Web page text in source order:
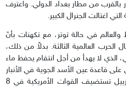
بالقرب من مطار بغداد الدولي. واعترف
اغتالت الجنرال الكبير.
في حالة توتر، مع تكهنات بأنّ
الحرب العالمية الثالثة. بدلاً من ذلك،
الذي لا يهدأ من أجل انتقام يحفظ ماء
أرض على قاعدة عين الأسد الجوية في الأنبار
العراقية وقاعدة أخرى في أربيل تستضيف القوات الأمريكية في 8